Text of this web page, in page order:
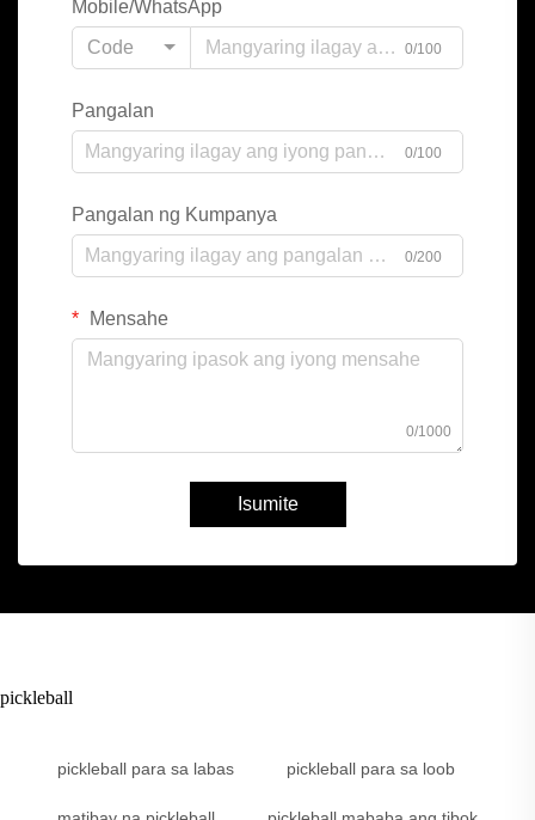
Mobile/WhatsApp
Code
0/100
Pangalan
0/100
Pangalan ng Kumpanya
0/200
Mensahe
0/1000
Isumite
pickleball
pickleball para sa labas pickleball para sa loob